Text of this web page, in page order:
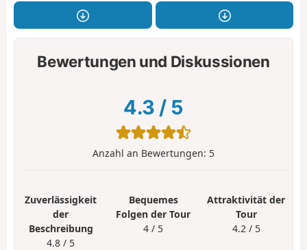
Bewertungen und Diskussionen
4.3 / 5
Anzahl an Bewertungen: 5
Zuverlässigkeit
der
Beschreibung
4.8 / 5
Bequemes
Folgen der Tour
4 / 5
Attraktivität der
Tour
4.2 / 5